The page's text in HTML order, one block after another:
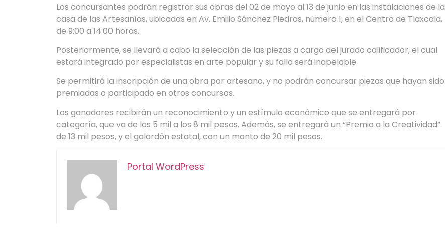
Los concursantes podrán registrar sus obras del 02 de mayo al 13 de junio en las instalaciones de la
casa de las Artesanías, ubicadas en Av. Emilio Sánchez Piedras, número 1, en el Centro de Tlaxcala,
de 9:00 a 14:00 horas.
Posteriormente, se llevará a cabo la selección de las piezas a cargo del jurado calificador, el cual
estará integrado por especialistas en arte popular y su fallo será inapelable.
Se permitirá la inscripción de una obra por artesano, y no podrán concursar piezas que hayan sido
premiadas o participado en otros concursos.
Los ganadores recibirán un reconocimiento y un estímulo económico que se entregará por
categoría, que va de los 5 mil a los 8 mil pesos. Además, se entregará un “Premio a la Creatividad”
de 13 mil pesos, y el galardón estatal, con un monto de 20 mil pesos.
Portal WordPress